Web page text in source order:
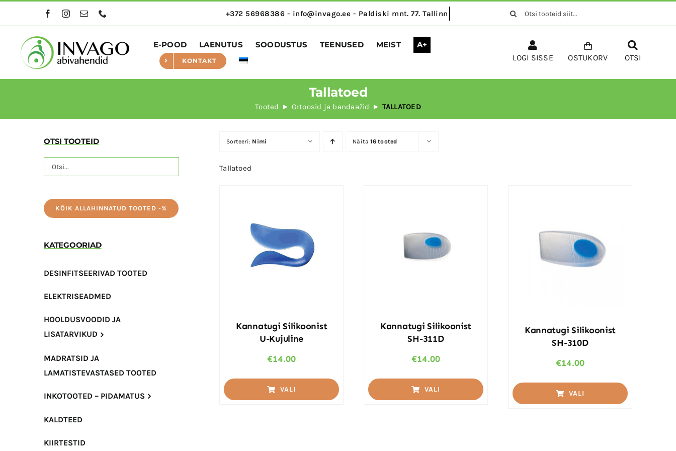
Search
for:
E-POOD LAENUTUS SOODUSTUS TEENUSED MEIST A+
KONTAKT LOGI SISSE OSTUKORV OTSI
Tallatoed
Tooted Ortoosid ja bandaažid TALLATOED
Sorteeri: Nimi Näita16 tooted
Tallatoed
Kannatugi Silikoonist
U-Kujuline
€14.00
VALI
This
Kannatugi Silikoonist
SH-311D
€14.00
VALI
This
Kannatugi Silikoonist
SH-310D
€14.00
VALI
This
OTSI TOOTEID
KÕIK ALLAHINNATUD TOOTED -%
KATEGOORIAD
DESINFITSEERIVAD TOOTED
ELEKTRISEADMED
HOOLDUSVOODID JA
LISATARVIKUD
MADRATSID JA
LAMATISTEVASTASED TOOTED
INKOTOOTED – PIDAMATUS
KALDTEED
KIIRTESTID